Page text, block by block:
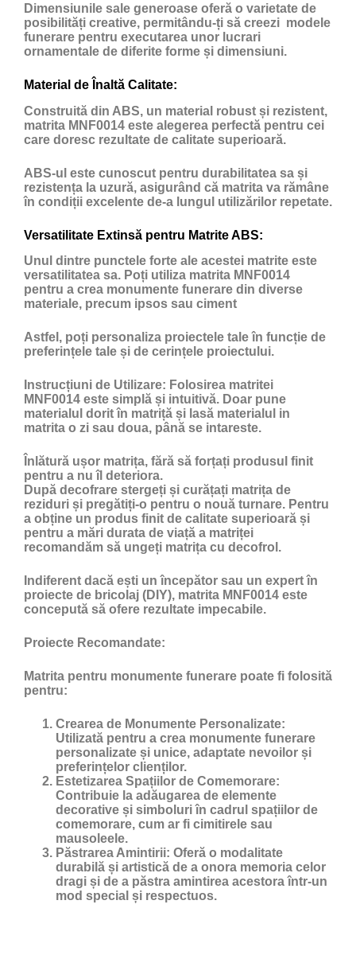
Dimensiunile sale generoase oferă o varietate de
posibilități creative, permitându-ți să creezi modele
funerare pentru executarea unor lucrari
ornamentale de diferite forme și dimensiuni.
Material de Înaltă Calitate:
Construită din ABS, un material robust și rezistent,
matrita MNF0014 este alegerea perfectă pentru cei
care doresc rezultate de calitate superioară.
ABS-ul este cunoscut pentru durabilitatea sa și
rezistența la uzură, asigurând că matrita va rămâne
în condiții excelente de-a lungul utilizărilor repetate.
Versatilitate Extinsă pentru Matrite ABS:
Unul dintre punctele forte ale acestei matrite este
versatilitatea sa. Poți utiliza matrita MNF0014
pentru a crea monumente funerare din diverse
materiale, precum ipsos sau ciment
Astfel, poți personaliza proiectele tale în funcție de
preferințele tale și de cerințele proiectului.
Instrucțiuni de Utilizare: Folosirea matritei
MNF0014 este simplă și intuitivă. Doar pune
materialul dorit în matriță și lasă materialul in
matrita o zi sau doua, până se intareste.
Înlătură ușor matrița, fără să forțați produsul finit
pentru a nu îl deteriora.
După decofrare stergeți și curățați matrița de
reziduri și pregătiți-o pentru o nouă turnare. Pentru
a obține un produs finit de calitate superioară și
pentru a mări durata de viață a matriței
recomandăm să ungeți matrița cu decofrol .
Indiferent dacă ești un începător sau un expert în
proiecte de bricolaj (DIY), matrita MNF0014 este
concepută să ofere rezultate impecabile.
Proiecte Recomandate:
Matrita pentru monumente funerare poate fi folosită
pentru:
Crearea de Monumente Personalizate:
Utilizată pentru a crea monumente funerare
personalizate și unice, adaptate nevoilor și
preferințelor clienților.
Estetizarea Spațiilor de Comemorare:
Contribuie la adăugarea de elemente
decorative și simboluri în cadrul spațiilor de
comemorare, cum ar fi cimitirele sau
mausoleele.
Păstrarea Amintirii: Oferă o modalitate
durabilă și artistică de a onora memoria celor
dragi și de a păstra amintirea acestora într-un
mod special și respectuos.